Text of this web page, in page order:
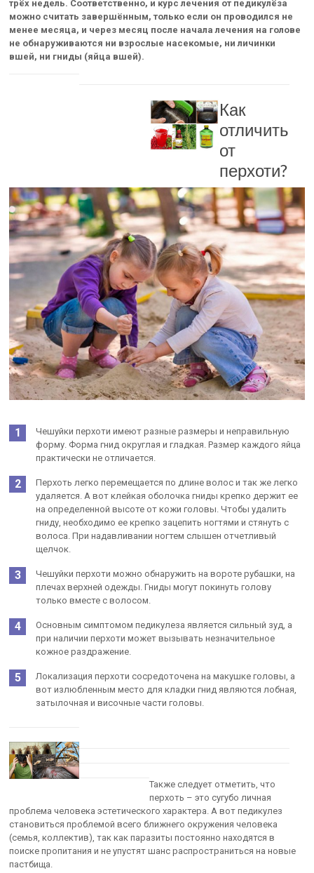
трёх недель. Соответственно, и курс лечения от педикулёза
можно считать завершённым, только если он проводился не
менее месяца, и через месяц после начала лечения на голове
не обнаруживаются ни взрослые насекомые, ни личинки
вшей, ни гниды (яйца вшей).
Как
отличить
от
перхоти?
Чешуйки перхоти имеют разные размеры и неправильную
форму. Форма гнид округлая и гладкая. Размер каждого яйца
практически не отличается.
Перхоть легко перемещается по длине волос и так же легко
удаляется. А вот клейкая оболочка гниды крепко держит ее
на определенной высоте от кожи головы. Чтобы удалить
гниду, необходимо ее крепко зацепить ногтями и стянуть с
волоса. При надавливании ногтем слышен отчетливый
щелчок.
Чешуйки перхоти можно обнаружить на вороте рубашки, на
плечах верхней одежды. Гниды могут покинуть голову
только вместе с волосом.
Основным симптомом педикулеза является сильный зуд, а
при наличии перхоти может вызывать незначительное
кожное раздражение.
Локализация перхоти сосредоточена на макушке головы, а
вот излюбленным место для кладки гнид являются лобная,
затылочная и височные части головы.
Также следует отметить, что
перхоть – это сугубо личная
проблема человека эстетического характера. А вот педикулез
становиться проблемой всего ближнего окружения человека
(семья, коллектив), так как паразиты постоянно находятся в
поиске пропитания и не упустят шанс распространиться на новые
пастбища.